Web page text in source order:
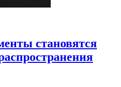
становятся